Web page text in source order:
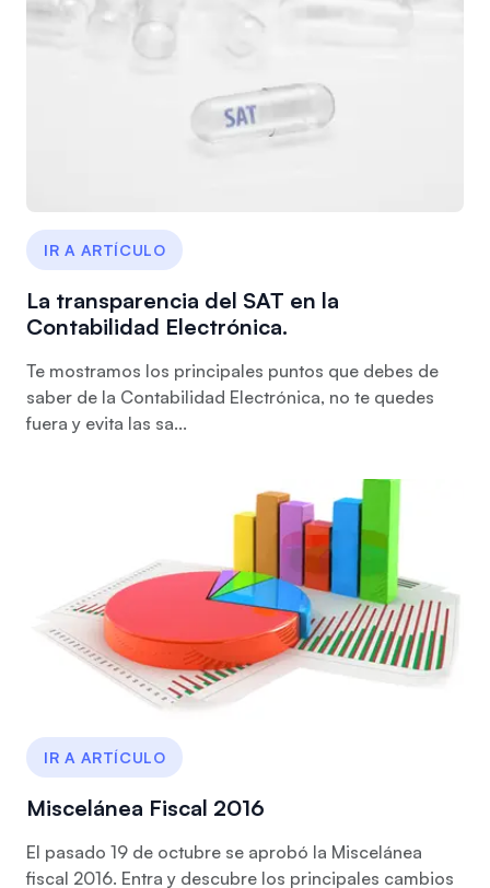
IR A ARTÍCULO
La transparencia del SAT en la
Contabilidad Electrónica.
Te mostramos los principales puntos que debes de
saber de la Contabilidad Electrónica, no te quedes
fuera y evita las sa...
IR A ARTÍCULO
Miscelánea Fiscal 2016
El pasado 19 de octubre se aprobó la Miscelánea
fiscal 2016. Entra y descubre los principales cambios